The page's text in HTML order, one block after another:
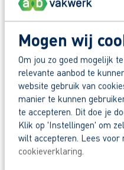
Mogen wij
Om jou zo goed mogelijk
relevante aanbod te
website gebruik van
manier te kunnen
te accepteren. Dit doe je
Klik op 'Instellingen' om
wilt accepteren. Lees
cookieverklaring.
Beoordeeld
Heb je eerst nog
Solliciteer direct
Voornaam *
Achternaam
Postcode*